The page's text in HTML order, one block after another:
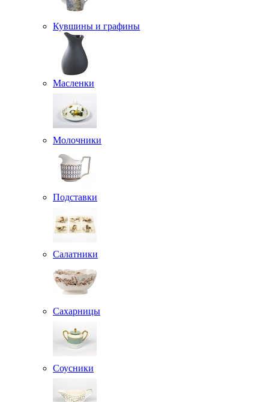
Кувшины и графины
Масленки
Молочники
Подставки
Салатники
Сахарницы
Соусники